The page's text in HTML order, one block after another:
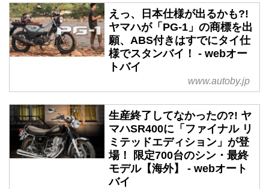
えっ、日本仕様が出るかも?!
ヤマハが「PG-1」の商標を出
願、ABS付きはすでにタイ仕
様でスタンバイ！ - webオー
トバイ
www.autoby.jp
生産終了してなかったの?! ヤ
マハSR400に「ファイナル リ
ミテッドエディション」が登
場！ 限定700台のシン・最終
モデル【海外】 - webオート
バイ